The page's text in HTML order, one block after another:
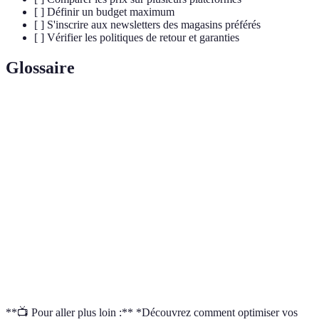
[ ] Définir un budget maximum
[ ] S'inscrire aux newsletters des magasins préférés
[ ] Vérifier les politiques de retour et garanties
Glossaire
**📺 Pour aller plus loin :** *Découvrez comment optimiser vos